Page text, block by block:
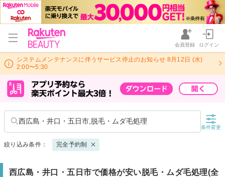
会員登録 ログイン
システムメンテナンスに伴うサービス停止のお知らせ 8月12日 (水)
2:00〜5:30
西広島・井口・五日市,脱毛・ムダ毛処理
条件変更
絞り込み条件： 完全予約制
西広島・井口・五日市で価格が安い脱毛・ムダ毛処理(全